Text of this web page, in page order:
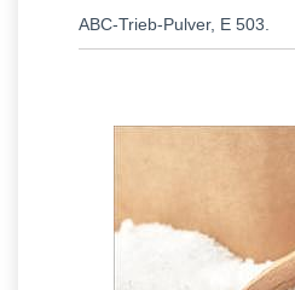
ABC-Trieb-Pulver, E 503.